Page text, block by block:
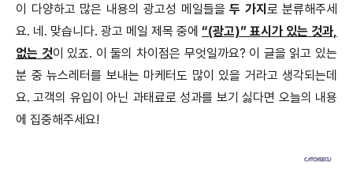
이 다양하고 많은 내용의 광고성 메일들을 두 가지 로 분류해주세
요. 네. 맞습니다. 광고 메일 제목 중에 “(광고)” 표시가 있는 것과,
없는 것이 있죠. 이 둘의 차이점은 무엇일까요? 이 글을 읽고 있는
분 중 뉴스레터를 보내는 마케터도 많이 있을 거라고 생각되는데
요. 고객의 유입이 아닌 과태료로 성과를 보기 싫다면 오늘의 내용
에 집중해주세요!